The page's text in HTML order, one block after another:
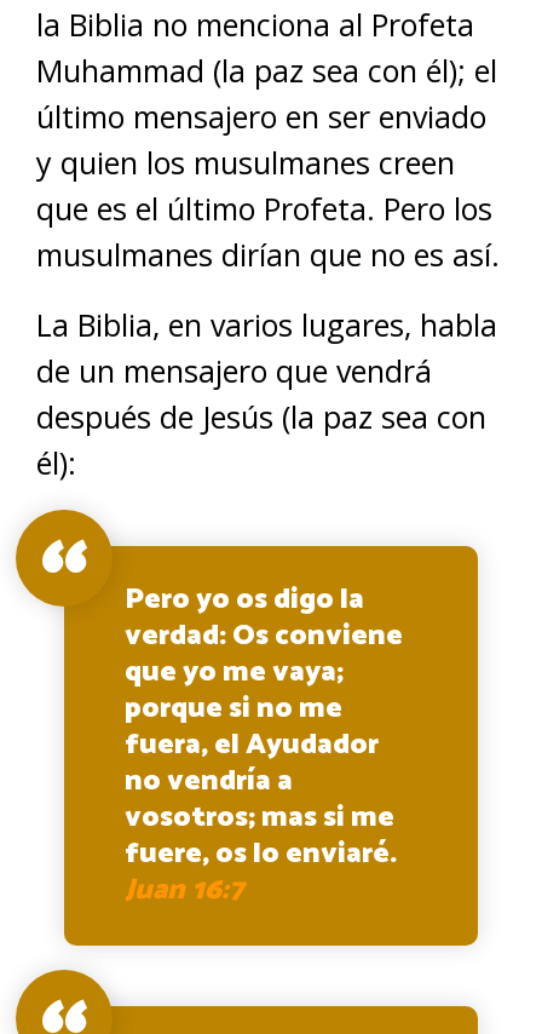
la Biblia no menciona al Profeta
Muhammad (la paz sea con él); el
último mensajero en ser enviado
y quien los musulmanes creen
que es el último Profeta. Pero los
musulmanes dirían que no es así.
La Biblia, en varios lugares, habla
de un mensajero que vendrá
después de Jesús (la paz sea con
él):
Pero yo os digo la
verdad: Os conviene
que yo me vaya;
porque si no me
fuera, el Ayudador
no vendría a
vosotros; mas si me
fuere, os lo enviaré.
Juan 16:7